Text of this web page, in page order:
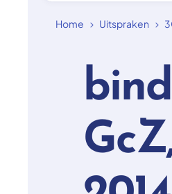
Home Uitspraken